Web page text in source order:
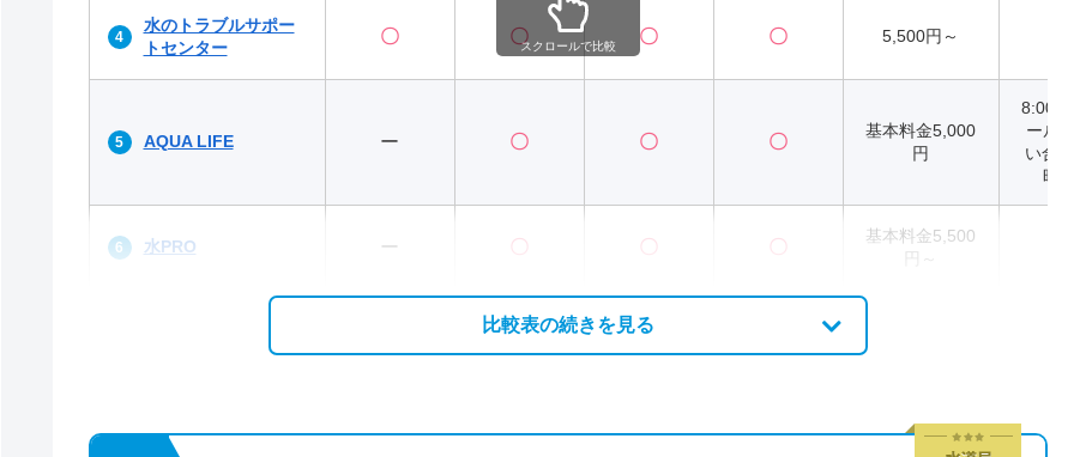
水のトラブルサポー
トセンター
〇 〇 〇 〇 5,500円～
AQUA LIFE ー 〇 〇 〇
基本料金5,000
円
8:00～
ール
い合
時
水PRO ー 〇 〇 〇
基本料金5,500
スクロールで比較
比較表の続きを見る